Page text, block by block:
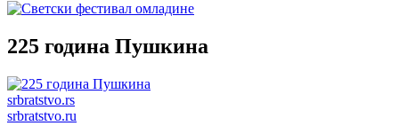
225 година Пушкина
srbratstvo.rs
srbratstvo.ru